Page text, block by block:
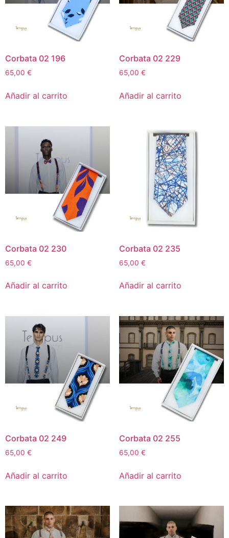
Corbata 02 196
65,00 €
Añadir al carrito
Corbata 02 229
65,00 €
Añadir al carrito
Corbata 02 230
65,00 €
Añadir al carrito
Corbata 02 235
65,00 €
Añadir al carrito
Corbata 02 249
65,00 €
Añadir al carrito
Corbata 02 255
65,00 €
Añadir al carrito